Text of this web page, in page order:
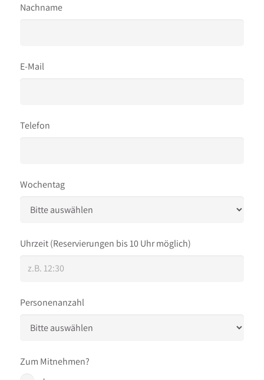
Nachname
E-Mail
Telefon
Wochentag
Uhrzeit(Reservierungen bis 10 Uhr möglich)
Personenanzahl
Zum Mitnehmen?